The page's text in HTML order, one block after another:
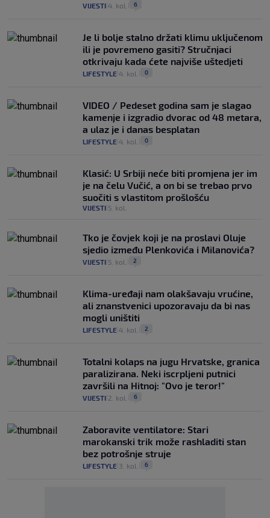
VIJESTI 4. kol. 6
Je li bolje stalno držati klimu uključenom
ili je povremeno gasiti? Stručnjaci
otkrivaju kada ćete najviše uštedjeti
LIFESTYLE 4. kol. 0
VIDEO / Pedeset godina sam je slagao
kamenje i izgradio dvorac od 48 metara,
a ulaz je i danas besplatan
LIFESTYLE 4. kol. 0
Klasić: U Srbiji neće biti promjena jer im
je na čelu Vučić, a on bi se trebao prvo
suočiti s vlastitom prošlošću
VIJESTI 5. kol.
Tko je čovjek koji je na proslavi Oluje
sjedio između Plenkovića i Milanovića?
VIJESTI 5. kol. 2
Klima-uređaji nam olakšavaju vrućine,
ali znanstvenici upozoravaju da bi nas
mogli uništiti
LIFESTYLE 4. kol. 2
Totalni kolaps na jugu Hrvatske, granica
paralizirana. Neki iscrpljeni putnici
završili na Hitnoj: "Ovo je teror!"
VIJESTI 2. kol. 6
Zaboravite ventilatore: Stari
marokanski trik može rashladiti stan
bez potrošnje struje
LIFESTYLE 3. kol. 6